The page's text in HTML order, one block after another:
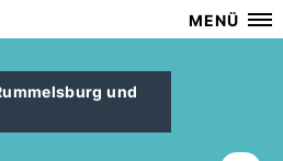
MENÜ
und